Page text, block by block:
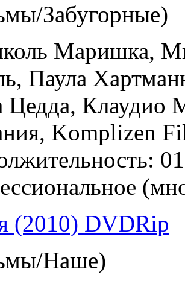
Забугорные)
Маришка,
Паула
Цедда,
Komplizen
(2010) DVDRip
Наше)